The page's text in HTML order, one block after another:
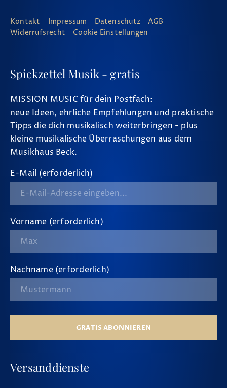
Kontakt Impressum Datenschutz
AGB
Widerrufsrecht
Cookie Einstellungen
Spickzettel Musik - gratis
MISSION MUSIC für dein Postfach:
neue Ideen, ehrliche Empfehlungen und praktische
Tipps die dich musikalisch weiterbringen - plus
kleine musikalische Überraschungen aus dem
Musikhaus Beck.
E-Mail (erforderlich)
Vorname (erforderlich)
Nachname (erforderlich)
GRATIS ABONNIEREN
Versanddienste